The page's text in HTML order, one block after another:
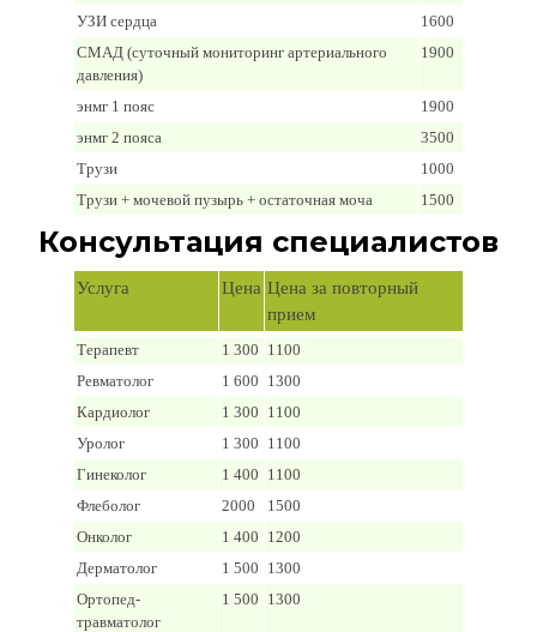
УЗИ сердца
1600
СМАД (суточный мониторинг артериального
давления)
1900
энмг 1 пояс
1900
энмг 2 пояса
3500
Трузи
1000
Трузи + мочевой пузырь + остаточная моча
1500
Консультация специалистов
Услуга Цена Цена за повторный
прием
Терапевт 1 300 1100
Ревматолог
1 600 1300
Кардиолог
1 300 1100
Уролог
1 300 1100
Гинеколог
1 400 1100
Флеболог
2000
1500
Онколог
1 400 1200
Дерматолог
1 500 1300
Ортопед-
травматолог
1 500 1300